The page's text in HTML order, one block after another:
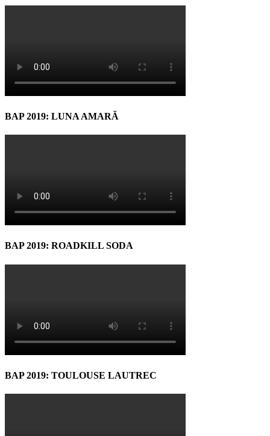
BAP 2019: LUNA AMARĂ
BAP 2019: ROADKILL SODA
BAP 2019: TOULOUSE LAUTREC